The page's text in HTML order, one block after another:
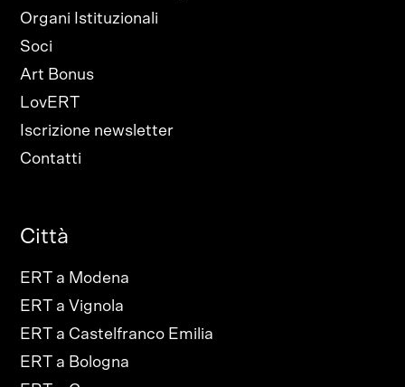
Organi Istituzionali
Soci
Art Bonus
LovERT
Iscrizione newsletter
Contatti
Città
ERT a Modena
ERT a Vignola
ERT a Castelfranco Emilia
ERT a Bologna